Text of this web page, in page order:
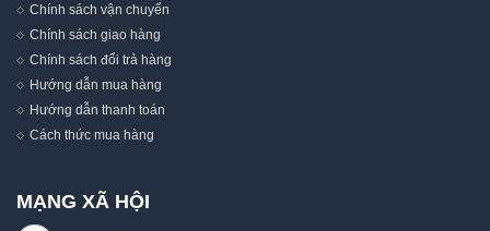
Chính sách vận chuyển
Chính sách giao hàng
Chính sách đổi trả hàng
Hướng dẫn mua hàng
Hướng dẫn thanh toán
Cách thức mua hàng
MẠNG XÃ HỘI